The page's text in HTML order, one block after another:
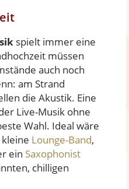
spielt immer eine
müssen
auch noch
am Strand
die Akustik. Eine
Live-Musik ohne
Wahl. Ideal wäre
Lounge-Band,
ein Saxophonist
chilligen